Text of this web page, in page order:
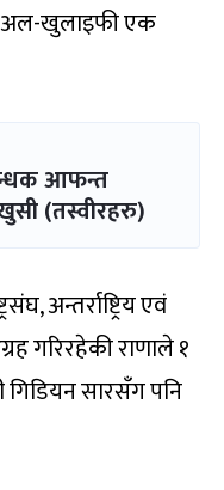
अल-खुलाइफी एक
आफन्त
(तस्वीरहरु)
अन्तर्राष्ट्रिय एवं
गरिरहेकी राणाले १
सारसँग पनि